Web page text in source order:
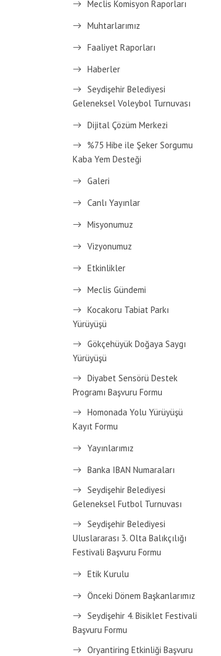
Meclis Komisyon Raporları
Muhtarlarımız
Faaliyet Raporları
Haberler
Seydişehir Belediyesi
Geleneksel Voleybol Turnuvası
Dijital Çözüm Merkezi
%75 Hibe ile Şeker Sorgumu
Kaba Yem Desteği
Galeri
Canlı Yayınlar
Misyonumuz
Vizyonumuz
Etkinlikler
Meclis Gündemi
Kocakoru Tabiat Parkı
Yürüyüşü
Gökçehüyük Doğaya Saygı
Yürüyüşü
Diyabet Sensörü Destek
Programı Başvuru Formu
Homonada Yolu Yürüyüşü
Kayıt Formu
Yayınlarımız
Banka IBAN Numaraları
Seydişehir Belediyesi
Geleneksel Futbol Turnuvası
Seydişehir Belediyesi
Uluslararası 3. Olta Balıkçılığı
Festivali Başvuru Formu
Etik Kurulu
Önceki Dönem Başkanlarımız
Seydişehir 4. Bisiklet Festivali
Başvuru Formu
Oryantiring Etkinliği Başvuru